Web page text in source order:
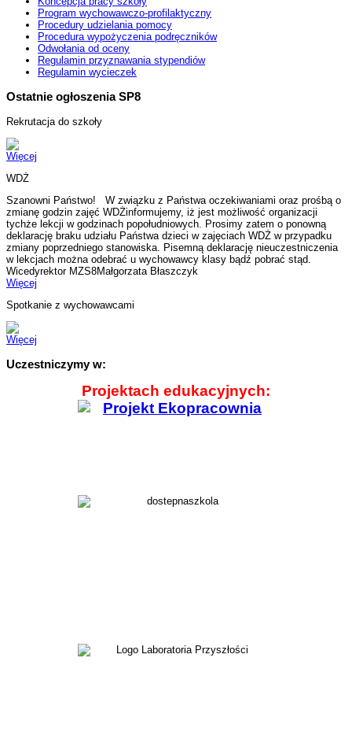
Program wychowawczo-profilaktyczny
Procedury udzielania pomocy
Procedura wypożyczenia podręczników
Odwołania od oceny
Regulamin przyznawania stypendiów
Regulamin wycieczek
Ostatnie ogłoszenia SP8
Rekrutacja do szkoły
Więcej
WDŻ
Szanowni Państwo! W związku z Państwa oczekiwaniami oraz prośbą o
zmianę godzin zajęć WDŻinformujemy, iż jest możliwość organizacji
tychże lekcji w godzinach popołudniowych. Prosimy zatem o ponowną
deklarację braku udziału Państwa dzieci w zajęciach WDŻ w przypadku
zmiany poprzedniego stanowiska. Pisemną deklarację nieuczestniczenia
w lekcjach można odebrać u wychowawcy klasy bądź pobrać stąd.
Wicedyrektor MZS8Małgorzata Błaszczyk
Więcej
Spotkanie z wychowawcami
Więcej
Uczestniczymy w:
Projektach edukacyjnych: